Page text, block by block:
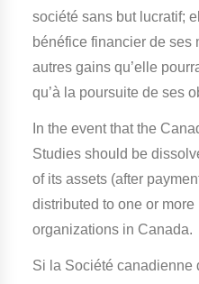
société sans but lucratif;
bénéfice financier de ses
autres gains qu’elle
qu’à la poursuite de ses
In the event that the
Studies should be
of its assets (after
distributed to one or
organizations in Canada.
Si la Société canadienne